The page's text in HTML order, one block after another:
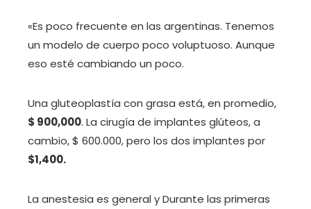
«Es poco frecuente en las argentinas. Tenemos
un modelo de cuerpo poco voluptuoso. Aunque
eso esté cambiando un poco.
Una gluteoplastía con grasa está, en promedio,
$ 900,000. La cirugía de implantes glúteos, a
cambio, $ 600.000, pero los dos implantes por
$1,400.
La anestesia es general y Durante las primeras